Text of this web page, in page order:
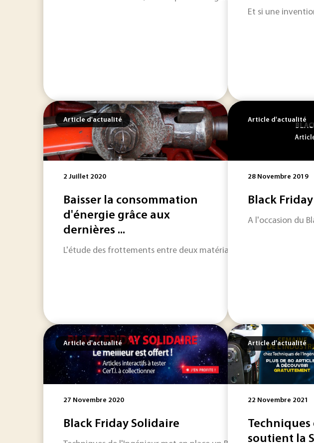
Et si une
Article d'actualité
2 Juillet 2020
Baisser la consommation
d'énergie grâce aux
dernières ...
L'étude des frottements entre deux matériaux s'appelle la
Article d'actualité
28 Novembre 2019
Black
A l'occasion du
Article d'actualité
27 Novembre 2020
Black Friday Solidaire
Article d'actualité
22 Novembre 2021
Techniques
soutient la